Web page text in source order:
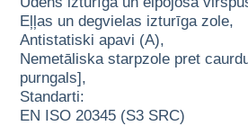
Eļļas un degvielas izturīga zole,
Antistatiski apavi (A),
Nemetāliska starpzole pret
purngals],
Standarti:
EN ISO 20345 (S3 SRC)